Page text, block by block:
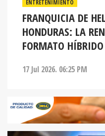
ENTRETENIMIENTO
FRANQUICIA DE
HONDURAS: LA
FORMATO HÍBRIDO
17 Jul 2026. 06:25 PM